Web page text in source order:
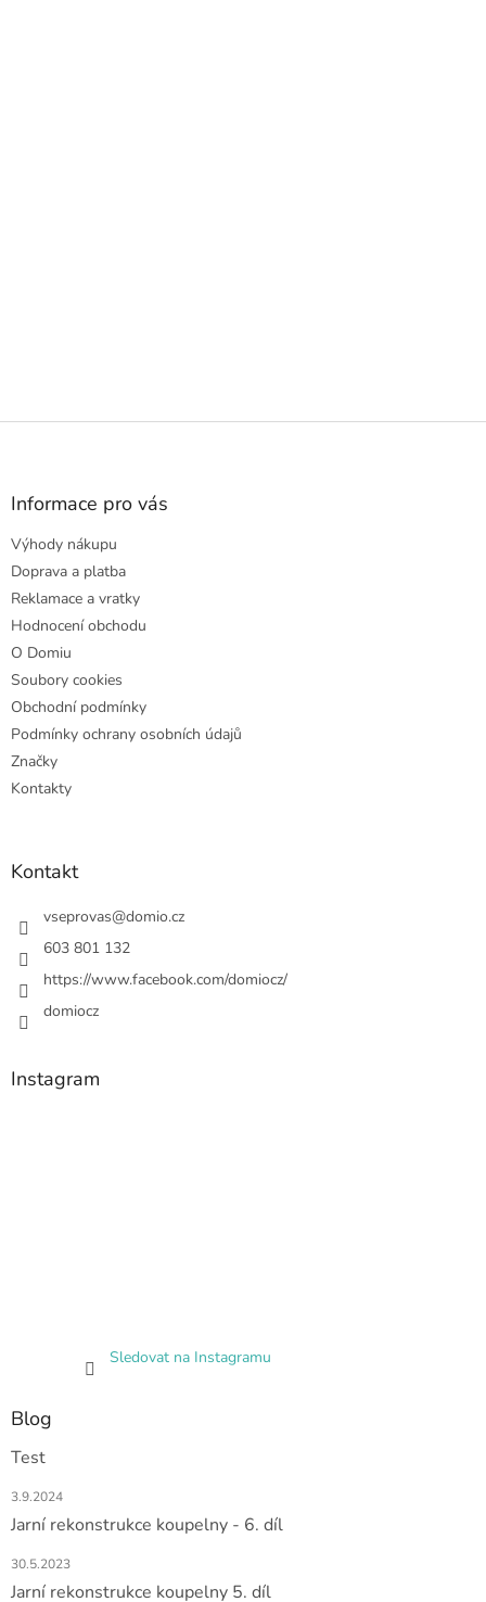
Z
Informace pro vás
Výhody nákupu
Doprava a platba
Reklamace a vratky
Hodnocení obchodu
O Domiu
Soubory cookies
Obchodní podmínky
Podmínky ochrany osobních údajů
Značky
Kontakty
Kontakt
vseprovas@domio.cz
603 801 132
https://www.facebook.com/domiocz/
domiocz
Instagram
Sledovat na Instagramu
Blog
Test
3.9.2024
Jarní rekonstrukce koupelny - 6. díl
30.5.2023
Jarní rekonstrukce koupelny 5. díl